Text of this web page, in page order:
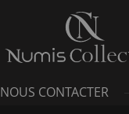
NOUS CONTACTER